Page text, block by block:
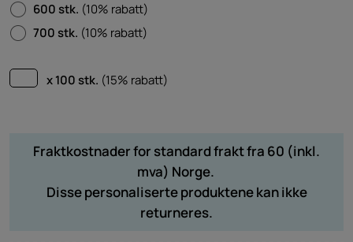
600 stk. (10% rabatt)
700 stk. (10% rabatt)
x 100 stk. (15% rabatt)
Fraktkostnader for standard frakt fra 60 (inkl.
mva) Norge.
Disse personaliserte produktene kan ikke
returneres.